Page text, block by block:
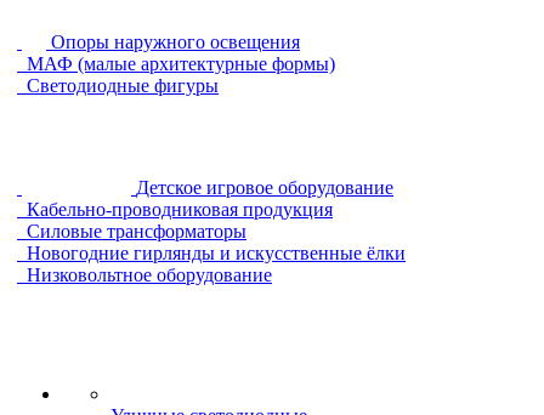
Опоры наружного освещения
МАФ (малые архитектурные формы)
Светодиодные фигуры
Детское игровое оборудование
Кабельно-проводниковая продукция
Силовые трансформаторы
Новогодние гирлянды и искусственные ёлки
Низковольтное оборудование